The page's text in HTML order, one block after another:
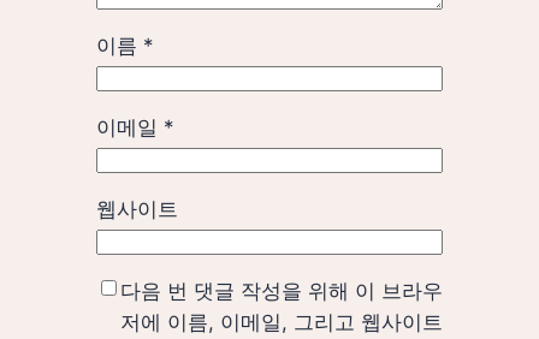
이름 *
이메일 *
웹사이트
다음 번 댓글 작성을 위해 이 브라우
저에 이름, 이메일, 그리고 웹사이트